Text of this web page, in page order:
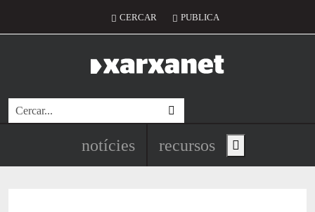
Menú del compte d'usuari
CERCAR PUBLICA
Cerca
Navegació principal de
notícies recursos Show main menu